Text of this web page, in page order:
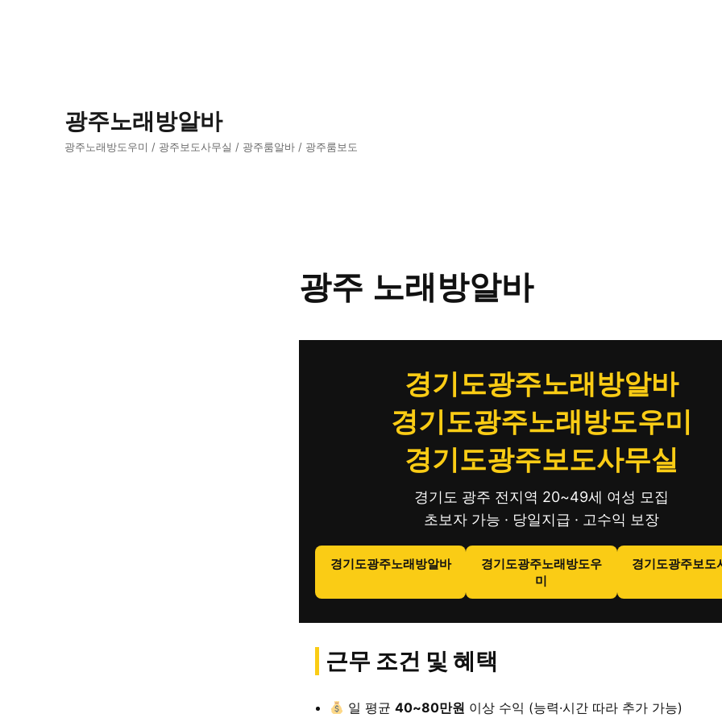
광주노래방알바
광주노래방도우미 / 광주보도사무실 / 광주룸알바 / 광주룸보도
광주 노래방알바
경기도광주노래방알바
경기도광주노래방도우미
경기도광주보도사무실
경기도 광주 전지역 20~49세 여성 모집
초보자 가능 · 당일지급 · 고수익 보장
경기도광주노래방알바
경기도광주노래방도우
미
경기도광주보도
근무 조건 및 혜택
일 평균40~80만원 이상 수익 (능력·시간 따라 추가 가능)